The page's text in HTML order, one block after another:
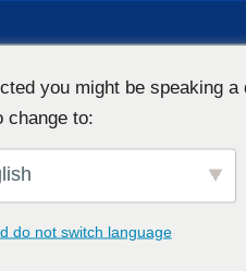
you might be speaking a
change to:
do not switch language